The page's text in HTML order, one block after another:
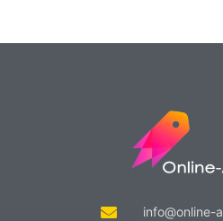
info@online-